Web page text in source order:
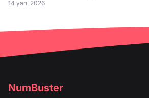
14 yan. 2026
NumBuster